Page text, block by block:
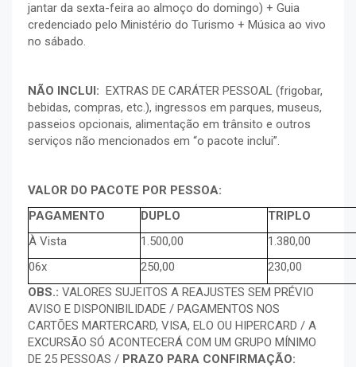
jantar da sexta-feira ao almoço do domingo) + Guia
credenciado pelo Ministério do Turismo + Música ao vivo
no sábado.
NÃO INCLUI: EXTRAS DE CARÁTER PESSOAL (frigobar,
bebidas, compras, etc.), ingressos em parques, museus,
passeios opcionais, alimentação em trânsito e outros
serviços não mencionados em “o pacote inclui”.
VALOR DO PACOTE POR PESSOA:
PAGAMENTO
DUPLO
TRIPLO
À Vista
1.500,00
1.380,00
06x
250,00
230,00
OBS.: VALORES SUJEITOS A REAJUSTES SEM PRÉVIO
AVISO E DISPONIBILIDADE / PAGAMENTOS NOS
CARTÕES MARTERCARD, VISA, ELO OU HIPERCARD / A
EXCURSÃO SÓ ACONTECERÁ COM UM GRUPO MÍNIMO
DE 25 PESSOAS / PRAZO PARA CONFIRMAÇÃO: